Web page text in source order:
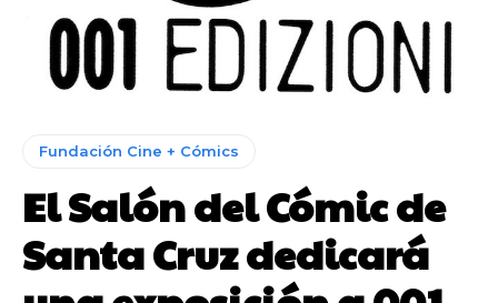
Fundación Cine + Cómics
El Salón del Cómic de
Santa Cruz dedicará